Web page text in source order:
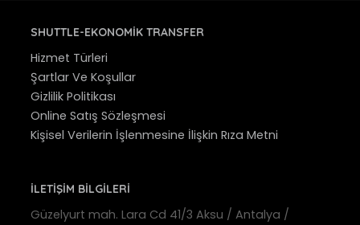
SHUTTLE-EKONOMIK TRANSFER
Hizmet Türleri
Şartlar Ve Koşullar
Gizlilik Politikası
Online Satış Sözleşmesi
Kişisel Verilerin İşlenmesine İlişkin Rıza Metni
İLETİŞİM BİLGİLERİ
Güzelyurt mah. Lara Cd 41/3 Aksu / Antalya /